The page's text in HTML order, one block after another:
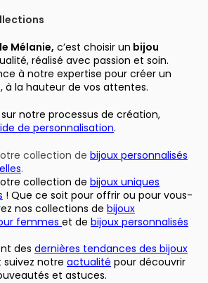
Mélanie, c’est choisir un bijou
réalisé avec passion et soin.
à notre expertise pour créer un
à la hauteur de vos attentes.
notre processus de création,
de personnalisation.
collection de bijoux personnalisés
.
collection de bijoux uniques
! Que ce soit pour offrir ou pour vous-
nos collections de bijoux
femmes et de bijoux personnalisés
des dernières tendances des bijoux
suivez notre actualité pour découvrir
et astuces.